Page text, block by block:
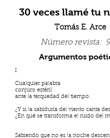
30 veces llamé tu
Tomás E. Arce
Número revista: 9
Argumentos
I
Cualquier palabra
conjuro estéril
ante la terquedad del tiempo.
¿Y si la sabiduría del viento canta
¿En qué se transforma el ruido del
Sabiendo que no es la noche